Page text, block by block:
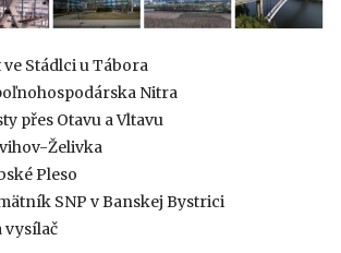
ve Stádlci u Tábora
Nitra
přes Otavu a Vltavu
Želivka
Pleso
SNP v Banskej Bystrici
vysílač